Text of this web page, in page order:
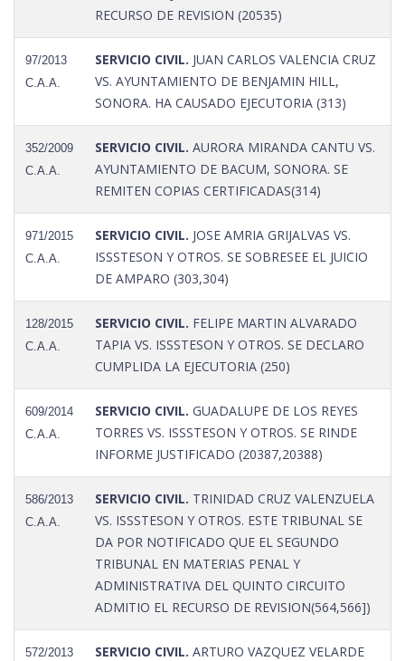
RECURSO DE REVISION (20535)
97/2013
C.A.A.
SERVICIO CIVIL. JUAN CARLOS VALENCIA CRUZ
VS. AYUNTAMIENTO DE BENJAMIN HILL,
SONORA. HA CAUSADO EJECUTORIA (313)
352/2009
C.A.A.
SERVICIO CIVIL. AURORA MIRANDA CANTU VS.
AYUNTAMIENTO DE BACUM, SONORA. SE
REMITEN COPIAS CERTIFICADAS(314)
971/2015
C.A.A.
SERVICIO CIVIL. JOSE AMRIA GRIJALVAS VS.
ISSSTESON Y OTROS. SE SOBRESEE EL JUICIO
DE AMPARO (303,304)
128/2015
C.A.A.
SERVICIO CIVIL. FELIPE MARTIN ALVARADO
TAPIA VS. ISSSTESON Y OTROS. SE DECLARO
CUMPLIDA LA EJECUTORIA (250)
609/2014
C.A.A.
SERVICIO CIVIL. GUADALUPE DE LOS REYES
TORRES VS. ISSSTESON Y OTROS. SE RINDE
INFORME JUSTIFICADO (20387,20388)
586/2013
C.A.A.
SERVICIO CIVIL. TRINIDAD CRUZ VALENZUELA
VS. ISSSTESON Y OTROS. ESTE TRIBUNAL SE
DA POR NOTIFICADO QUE EL SEGUNDO
TRIBUNAL EN MATERIAS PENAL Y
ADMINISTRATIVA DEL QUINTO CIRCUITO
ADMITIO EL RECURSO DE REVISION(564,566])
572/2013
SERVICIO CIVIL. ARTURO VAZQUEZ VELARDE